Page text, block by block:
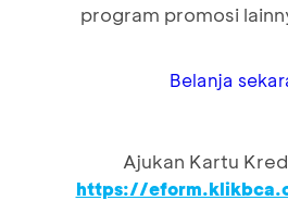
program promosi
Belanja
Ajukan Kartu
https://